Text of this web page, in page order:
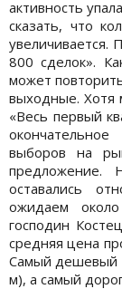
активность
сказать, что
увеличивается.
800 сделок».
может
выходные. Хотя
«Весь первый
выборов на
предложение.
оставались
ожидаем
господин
средняя цена
Самый дешевый
м), а самый